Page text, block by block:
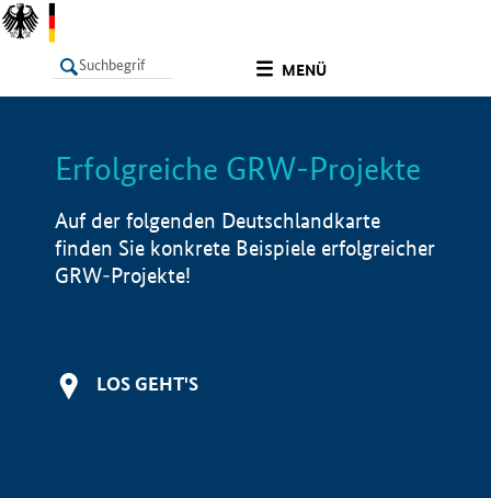
MENÜ
LISTE Info
Erfolgreiche GRW-Projekte
Auf der folgenden Deutschlandkarte
finden Sie konkrete Beispiele erfolgreicher
GRW-Projekte!
LOS GEHT'S